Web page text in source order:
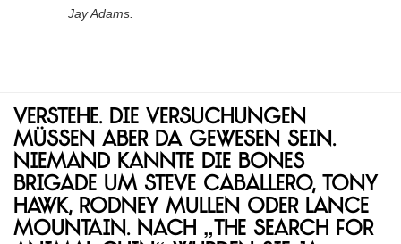
Jay Adams.
Verstehe. Die Versuchungen
müssen aber da gewesen sein.
Niemand kannte die Bones
Brigade um Steve Caballero, Tony
Hawk, Rodney Mullen oder Lance
Mountain. Nach „The Search for